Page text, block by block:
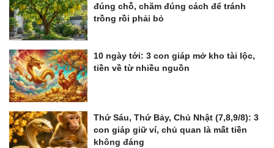
đúng chỗ, chăm đúng cách để tránh
trồng rồi phải bỏ
10 ngày tới: 3 con giáp mở kho tài lộc,
tiền về từ nhiều nguồn
Thứ Sáu, Thứ Bảy, Chủ Nhật (7,8,9/8): 3
con giáp giữ ví, chủ quan là mất tiền
không đáng